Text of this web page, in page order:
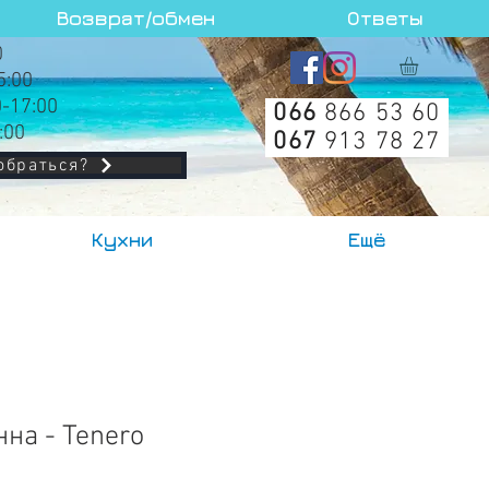
Возврат/обмен Ответы
17:00
066 866 53 60
067 913 78 27
Кухни Ещё
- Tenero